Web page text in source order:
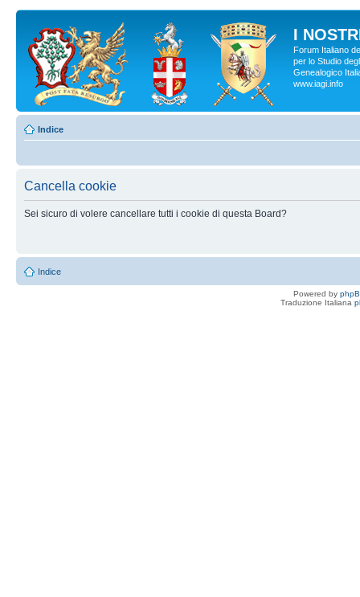
I
Forum Italiano
per lo Studio
Genealogico
www.iagi.info
Indice
Cancella cookie
Sei sicuro di volere cancellare tutti i cookie di questa Board?
Indice
Powered by
Traduzione Italiana